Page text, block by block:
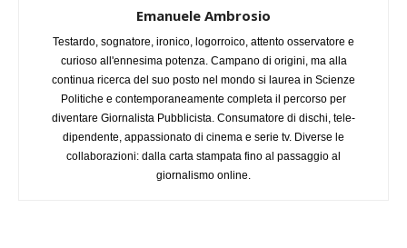
Emanuele Ambrosio
Testardo, sognatore, ironico, logorroico, attento osservatore e
curioso all'ennesima potenza. Campano di origini, ma alla
continua ricerca del suo posto nel mondo si laurea in Scienze
Politiche e contemporaneamente completa il percorso per
diventare Giornalista Pubblicista. Consumatore di dischi, tele-
dipendente, appassionato di cinema e serie tv. Diverse le
collaborazioni: dalla carta stampata fino al passaggio al
giornalismo online.